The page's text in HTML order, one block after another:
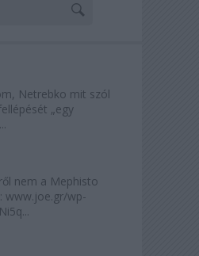
Netrebko mit szól
„egy
nem a Mephisto
www.joe.gr/wp-